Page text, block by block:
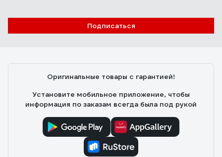
гипсокартона Fischer DUOBLADE (50 шт.)
Подписаться
Оригинальные товары с гарантией!
Установите мобильное приложение, чтобы
информация по заказам всегда была под рукой